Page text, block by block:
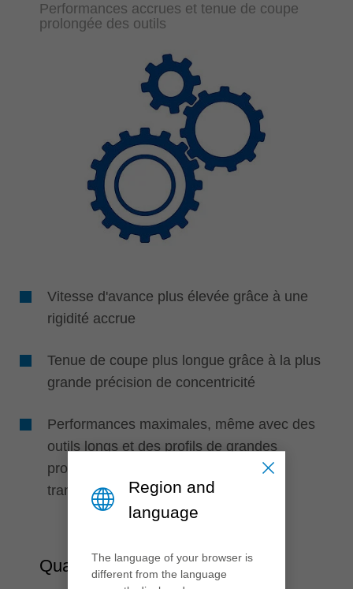
Performances accrues et tenue de coupe
prolongée des outils
Vitesse d'avance plus élevée grâce à une
rigidité accrue
Tenue de coupe plus longue grâce à la plus
grande précision de concentricité
Performances maximales, même avec des
outils longs et des profils de grandes
profondeurs, grâce à des couples
transmissibles très élevés
Qualité
Region and
language
The language of your browser is
different from the language